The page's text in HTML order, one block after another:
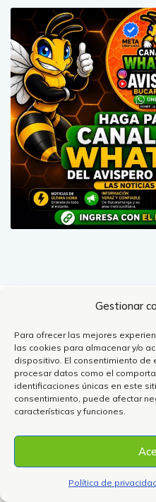
Gestionar
Para ofrecer las mejores
las cookies para almacenar y/o
dispositivo. El consentimiento
procesar datos como el
identificaciones únicas en este
consentimiento, puede afectar
características y funciones.
Política de
S𝒐𝒎𝒐𝒔 𝒆𝒍 𝒎𝒆𝒅𝒊𝒐 𝒅𝒆
𝒍𝒂𝒔 𝒏𝒐𝒕𝒊𝒄𝒊𝒂𝒔 𝒄𝒐𝒎𝒐 𝒔𝒐𝒏 𝒔𝒊𝒏
𝒊𝒏𝒅𝒆𝒑𝒆𝒏𝒅𝒊𝒆𝒏𝒕𝒆s.
Consulte nuestra